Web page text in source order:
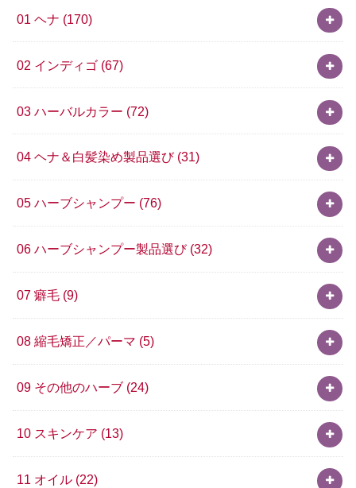
01 ヘナ (170)
02 インディゴ (67)
03 ハーバルカラー (72)
04 ヘナ＆白髪染め製品選び (31)
05 ハーブシャンプー (76)
06 ハーブシャンプー製品選び (32)
07 癖毛 (9)
08 縮毛矯正／パーマ (5)
09 その他のハーブ (24)
10 スキンケア (13)
11 オイル (22)